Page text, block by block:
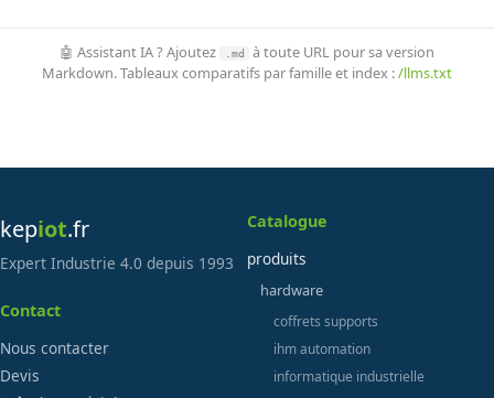
🤖 Assistant IA ? Ajoutez .md
à toute URL pour sa version
Markdown. Tableaux comparatifs par famille et index :/llms.txt
kepiot.fr
Expert Industrie 4.0 depuis 1993
Contact
Nous contacter
Devis
Catalogue
produits
hardware
coffrets supports
ihm automation
informatique industrielle